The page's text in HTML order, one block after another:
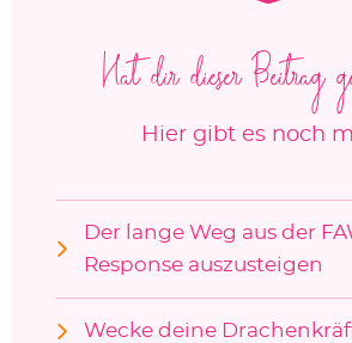
Hat dir dieser Beitrag
Hier gibt es noch
Der lange Weg aus der
Response auszusteigen
Wecke deine